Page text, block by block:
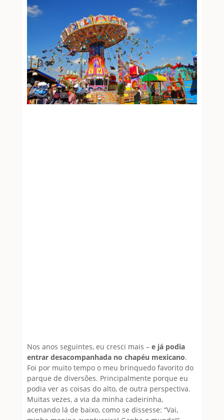
Nos anos seguintes, eu cresci mais – e já podia
entrar desacompanhada no chapéu mexicano.
Foi por muito tempo o meu brinquedo favorito do
parque de diversões. Principalmente porque eu
podia ver as coisas do alto, de outra perspectiva.
Muitas vezes, a via da minha cadeirinha,
acenando lá de baixo, como se dissesse: “Vai,